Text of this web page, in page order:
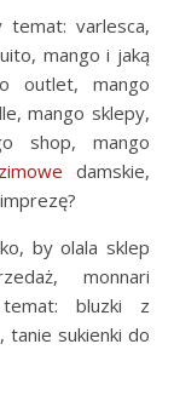
temat: varlesca,
mango i jaką
outlet, mango
mango sklepy,
shop, mango
damskie,
by olala sklep
monnari
temat: bluzki z
tanie sukienki do